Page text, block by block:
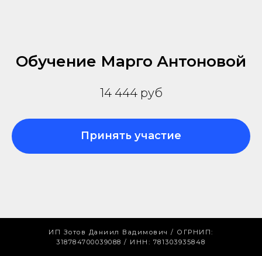
Обучение Марго Антоновой
14 444 руб
Принять участие
ИП Зотов Даниил Вадимович / ОГРНИП:
318784700039088 / ИНН: 781303935848